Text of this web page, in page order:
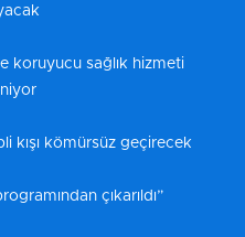
koruyucu sağlık hizmeti
kışı kömürsüz geçirecek
çıkarıldı”